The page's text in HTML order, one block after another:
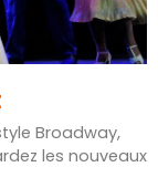
Broadway,
les nouveaux